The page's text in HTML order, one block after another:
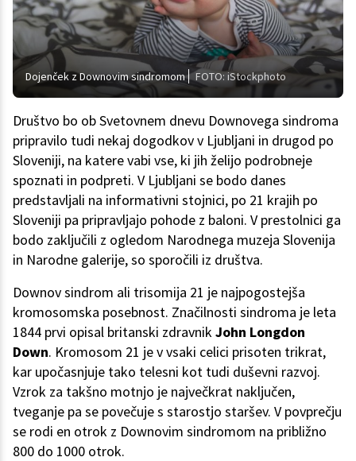
Dojenček z Downovim sindromom FOTO: iStockphoto
Društvo bo ob Svetovnem dnevu Downovega sindroma
pripravilo tudi nekaj dogodkov v Ljubljani in drugod po
Sloveniji, na katere vabi vse, ki jih želijo podrobneje
spoznati in podpreti. V Ljubljani se bodo danes
predstavljali na informativni stojnici, po 21 krajih po
Sloveniji pa pripravljajo pohode z baloni. V prestolnici ga
bodo zaključili z ogledom Narodnega muzeja Slovenija
in Narodne galerije, so sporočili iz društva.
Downov sindrom ali trisomija 21 je najpogostejša
kromosomska posebnost. Značilnosti sindroma je leta
1844 prvi opisal britanski zdravnikJohn Longdon
Down. Kromosom 21 je v vsaki celici prisoten trikrat,
kar upočasnjuje tako telesni kot tudi duševni razvoj.
Vzrok za takšno motnjo je največkrat naključen,
tveganje pa se povečuje s starostjo staršev. V povprečju
se rodi en otrok z Downovim sindromom na približno
800 do 1000 otrok.